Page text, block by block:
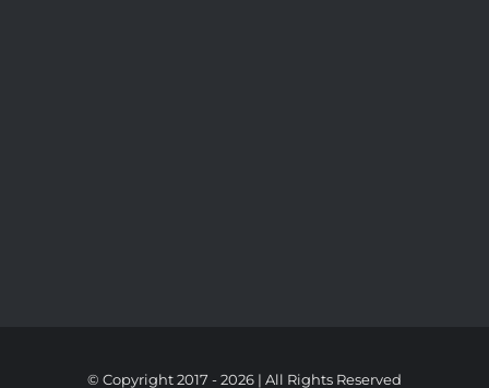
© Copyright 2017 -2026 | All Rights Reserved